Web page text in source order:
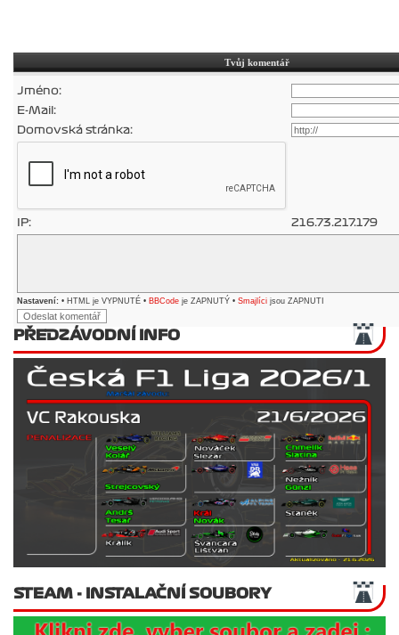
Tvůj komentář
Jméno:
E-Mail:
Domovská stránka:
IP: 216.73.217.179
Nastavení: • HTML je VYPNUTÉ • BBCode je ZAPNUTÝ • Smajlíci jsou ZAPNUTI
PŘEDZÁVODNÍ INFO
STEAM - INSTALAČNÍ SOUBORY